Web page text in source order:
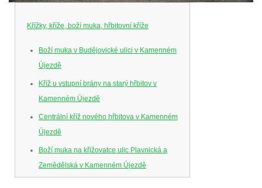
Křížky, kříže, boží muka, hřbitovní kříže
Boží muka v Budějovické ulici v Kamenném
Újezdě
Kříž u vstupní brány na starý hřbitov v
Kamenném Újezdě
Centrální kříž nového hřbitova v Kamenném
Újezdě
Boží muka na křižovatce ulic Plavnická a
Zemědělská v Kamenném Újezdě